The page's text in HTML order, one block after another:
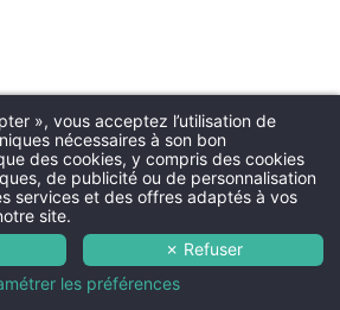
», vous acceptez l’utilisation de
nécessaires à son bon
des cookies, y compris des cookies
de publicité ou de personnalisation
services et des offres adaptés à vos
site.
✗ Refuser
les préférences